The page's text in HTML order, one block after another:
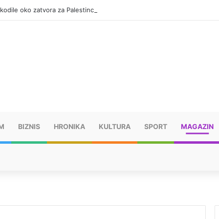
oko zatvora za Palestince
BIZNIS HRONIKA KULTURA SPORT MAGAZIN